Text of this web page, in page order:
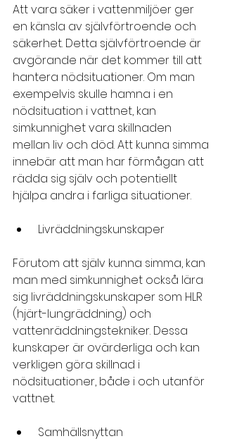
Att vara säker i vattenmiljöer ger
en känsla av självförtroende och
säkerhet. Detta självförtroende är
avgörande när det kommer till att
hantera nödsituationer. Om man
exempelvis skulle hamna i en
nödsituation i vattnet, kan
simkunnighet vara skillnaden
mellan liv och död. Att kunna simma
innebär att man har förmågan att
rädda sig själv och potentiellt
hjälpa andra i farliga situationer.
Livräddningskunskaper
Förutom att själv kunna simma, kan
man med simkunnighet också lära
sig livräddningskunskaper som HLR
(hjärt-lungräddning) och
vattenräddningstekniker. Dessa
kunskaper är ovärderliga och kan
verkligen göra skillnad i
nödsituationer, både i och utanför
vattnet.
Samhällsnyttan